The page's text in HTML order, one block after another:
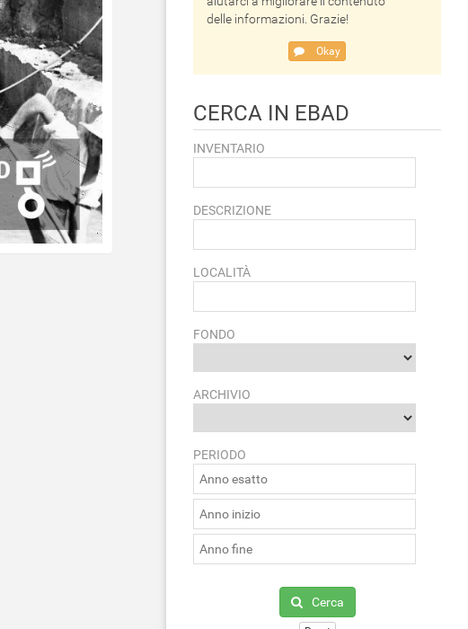
delle informazioni. Grazie!
Okay
CERCA IN EBAD
INVENTARIO
DESCRIZIONE
LOCALITÀ
FONDO
ARCHIVIO
PERIODO
Cerca